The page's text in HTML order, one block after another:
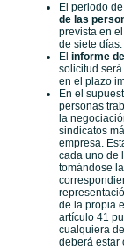
El periodo de
de las
prevista en
de siete días.
El informe
solicitud
en el plazo
En el
personas
la
sindicatos
empresa.
cada uno de
tomándose
de la propia
artículo 41
cualquiera
deberá estar